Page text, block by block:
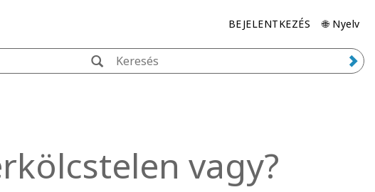
BEJELENTKEZÉS 🌐 Nyelv
vagy?